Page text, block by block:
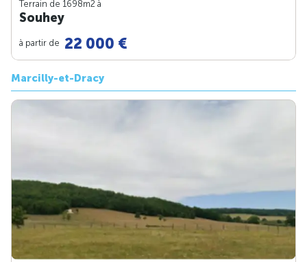
Terrain de 1698m2 à
Souhey
à partir de 22 000 €
Marcilly-et-Dracy